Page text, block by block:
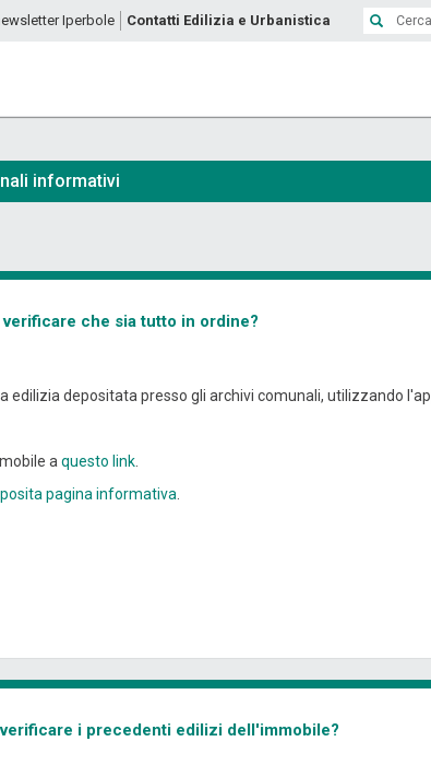
Iperbole Contatti Edilizia e Urbanistica
informativi
che sia tutto in ordine?
edilizia depositata presso gli archivi comunali, utilizzando
a questo link
pagina informativa
i precedenti edilizi dell'immobile?